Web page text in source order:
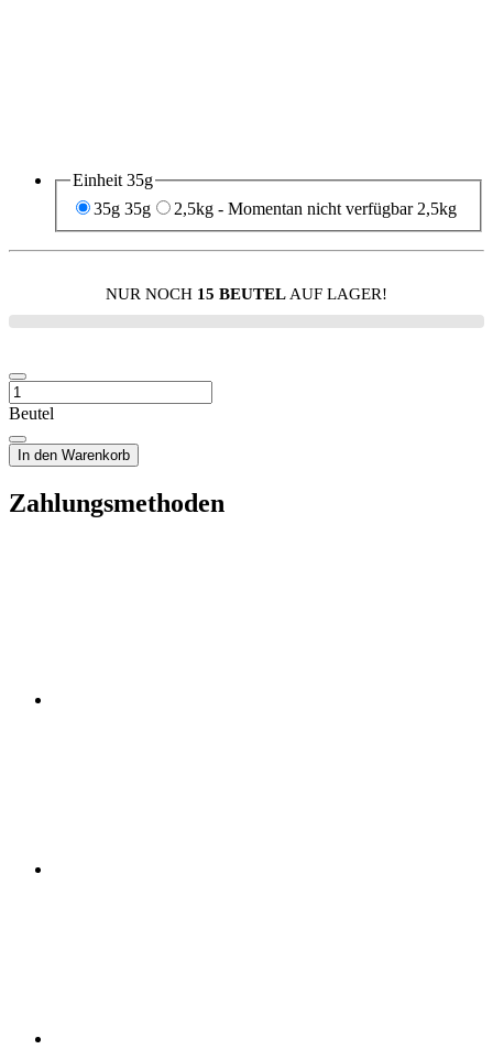
Einheit35g
35g 35g 2,5kg - Momentan nicht verfügbar 2,5kg
NUR NOCH 15 BEUTEL AUF LAGER!
Beutel
In den Warenkorb
Zahlungsmethoden